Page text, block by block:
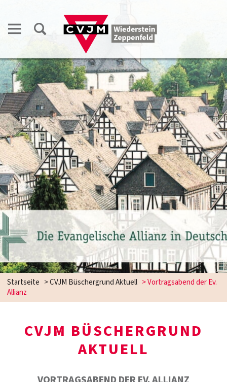
Startseite >CVJM Büschergrund Aktuell >Vortragsabend der Ev.
Allianz
CVJM BÜSCHERGRUND
AKTUELL